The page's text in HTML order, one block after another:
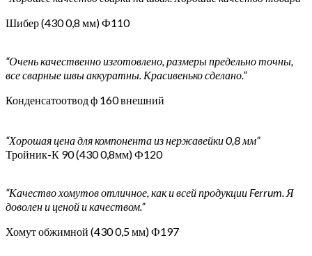
Шибер (430 0,8 мм) Ф110
“Очень качественно изготовлено, размеры предельно точны,
все сварные швы аккуратны. Красивенько сделано.”
Конденсатоотвод ф 160 внешний
“Хорошая цена для компонента из нержавейки 0,8 мм”
Тройник-К 90 (430 0,8мм) Ф120
“Качество хомутов отличное, как и всей продукции Ferrum. Я
доволен и ценой и качеством.”
Хомут обжимной (430 0,5 мм) Ф197